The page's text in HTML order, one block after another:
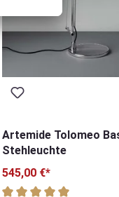
Artemide Tolomeo
Stehleuchte
545,00 €*
Durchschnittliche